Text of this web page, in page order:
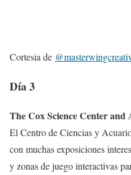
Cortesia de
Día 3
The Cox Science Center
El Centro de Ciencias y
con muchas exposiciones
y zonas de juego interactivas